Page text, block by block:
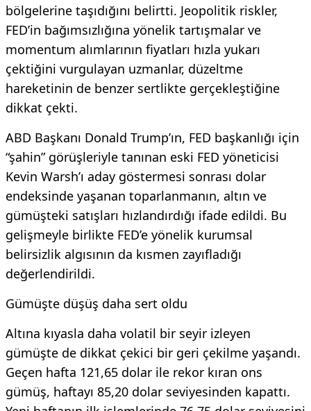
bölgelerine taşıdığını belirtti. Jeopolitik riskler,
FED’in bağımsızlığına yönelik tartışmalar ve
momentum alımlarının fiyatları hızla yukarı
çektiğini vurgulayan uzmanlar, düzeltme
hareketinin de benzer sertlikte gerçekleştiğine
dikkat çekti.
ABD Başkanı Donald Trump’ın, FED başkanlığı için
“şahin” görüşleriyle tanınan eski FED yöneticisi
Kevin Warsh’ı aday göstermesi sonrası dolar
endeksinde yaşanan toparlanmanın, altın ve
gümüşteki satışları hızlandırdığı ifade edildi. Bu
gelişmeyle birlikte FED’e yönelik kurumsal
belirsizlik algısının da kısmen zayıfladığı
değerlendirildi.
Gümüşte düşüş daha sert oldu
Altına kıyasla daha volatil bir seyir izleyen
gümüşte de dikkat çekici bir geri çekilme yaşandı.
Geçen hafta 121,65 dolar ile rekor kıran ons
gümüş, haftayı 85,20 dolar seviyesinden kapattı.